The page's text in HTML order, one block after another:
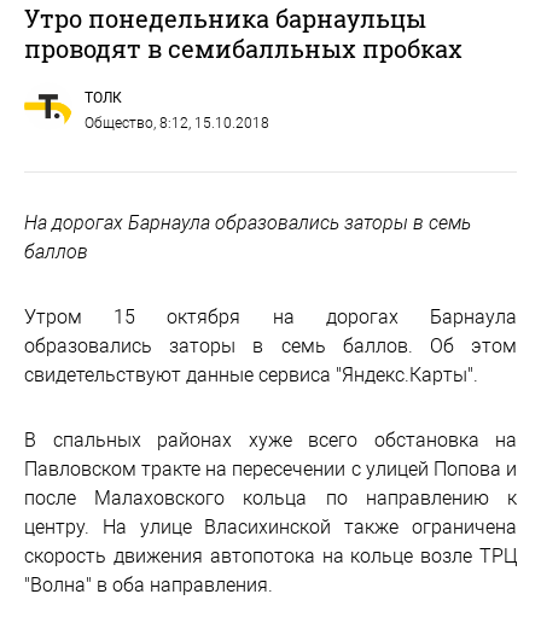
Утро понедельника барнаульцы
проводят в семибалльных пробках
ТОЛК
Общество, 8:12, 15.10.2018
На дорогах Барнаула образовались заторы в семь
баллов
Утром 15 октября на дорогах Барнаула
образовались заторы в семь баллов. Об этом
свидетельствуют данные сервиса "Яндекс.Карты".
В спальных районах хуже всего обстановка на
Павловском тракте на пересечении с улицей Попова и
после Малаховского кольца по направлению к
центру. На улице Власихинской также ограничена
скорость движения автопотока на кольце возле ТРЦ
"Волна" в оба направления.